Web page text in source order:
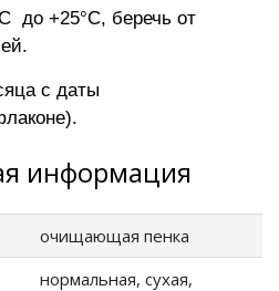
до +25°C, беречь от
c даты
информация
очищающая пенка
нормальная, сухая,